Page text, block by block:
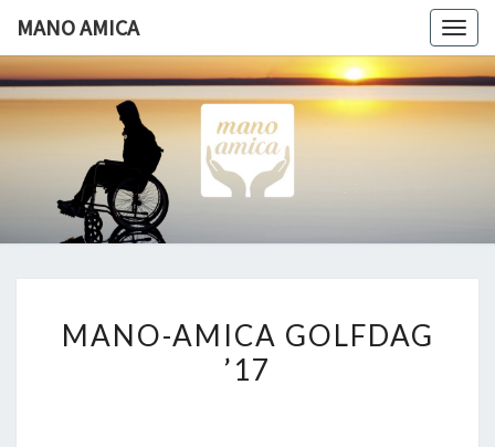
de
content
MANO AMICA
MANO
AMICA
Helpende
Hand
AMICA
GOLFDAG
MANO-AMICA GOLFDAG
’17